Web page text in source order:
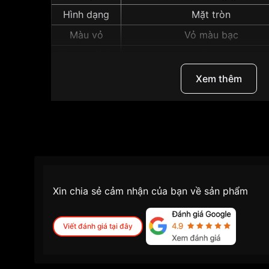
Hình dạng
Mặt tròn
Màu vỏ
Vỏ màu bạc
"Seiko 30mm Nữ
Xem thêm
Xin chia sẻ cảm nhận của bạn về sản phẩm
Viết đánh giá tại đây